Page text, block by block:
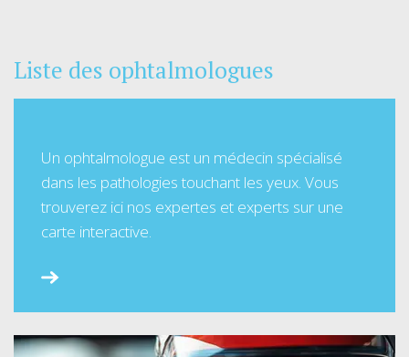
Liste des ophtalmologues
Un ophtalmologue est un médecin spécialisé
dans les pathologies touchant les yeux. Vous
trouverez ici nos expertes et experts sur une
carte interactive.